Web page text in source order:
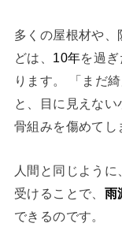
多くの屋根材や
どは、 10年を過
ります。 「まだ
と、目に見えな
骨組みを傷めてし
人間と同じように
受けることで、 雨
できるのです。